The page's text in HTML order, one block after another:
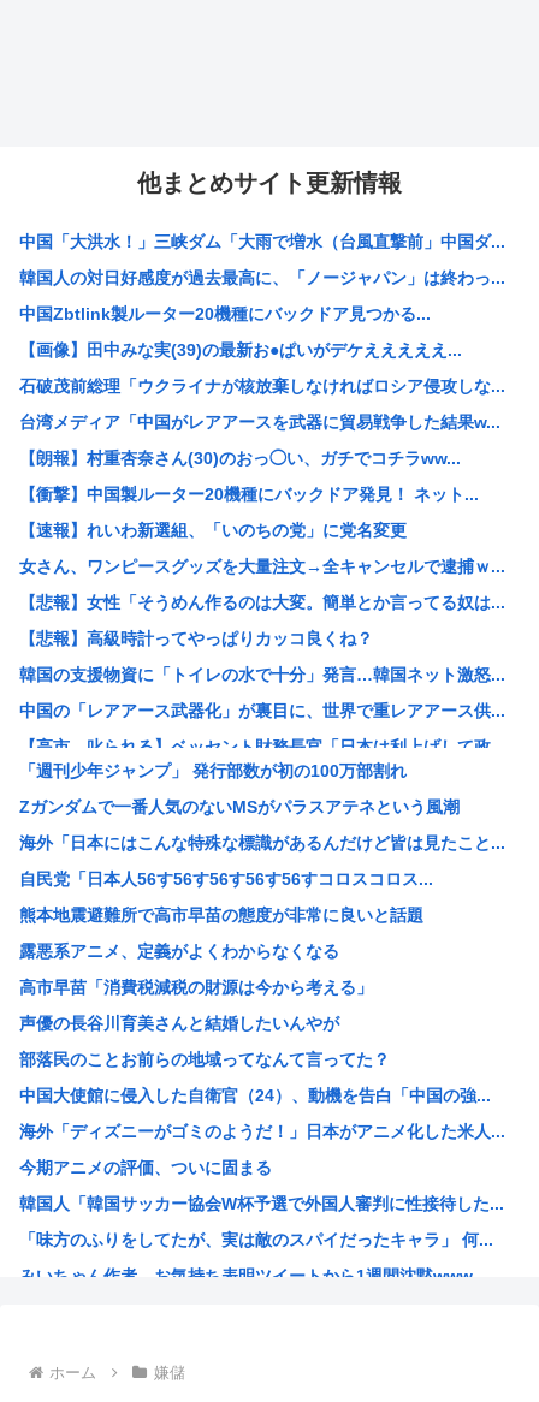
他まとめサイト更新情報
中国「大洪水！」三峡ダム「大雨で増水（台風直撃前」中国ダ...
韓国人の対日好感度が過去最高に、「ノージャパン」は終わっ...
中国Zbtlink製ルーター20機種にバックドア見つかる...
【画像】田中みな実(39)の最新お●ぱいがデケえええええ...
石破茂前総理「ウクライナが核放棄しなければロシア侵攻しな...
台湾メディア「中国がレアアースを武器に貿易戦争した結果w...
【朗報】村重杏奈さん(30)のおっ◯い、ガチでコチラww...
【衝撃】中国製ルーター20機種にバックドア発見！ ネット...
【速報】れいわ新選組、「いのちの党」に党名変更
女さん、ワンピースグッズを大量注文→全キャンセルで逮捕ｗ...
【悲報】女性「そうめん作るのは大変。簡単とか言ってる奴は...
【悲報】高級時計ってやっぱりカッコ良くね？
韓国の支援物資に「トイレの水で十分」発言…韓国ネット激怒...
中国の「レアアース武器化」が裏目に、世界で重レアアース供...
【高市、叱られる】ベッセント財務長官「日本は利上げして政...
【速報】 毎日新聞のベテラン記者を逮捕 包丁で夫を脅した...
鬼って船で難破した白人なんじゃないの？
元々は日本人が殴りかかっていったんだろ…
お前らが性欲のせいでやってしまったキチゲェ行為あげてけ
数学者「AIで数学の未解決問題解いたわ」女性「お前の証明...
【朗報】アラブ、秋田県に2兆円の投資www
【画像】整形でめっちゃ成功して可愛くなった女www 【P...
【朗報】日産e-power、無給油で1980km走行しギ...
【画像】村重杏奈さん(30)のおっ◯いがコチラ
【画像あり】おまいら、この中からロシア美女を選んでしまう...
【悲報】立ちんぼJK、カメラで撮られて発狂
「ビールと水を交互に飲まないと倒れるグラス」発売 適正飲...
エース級の財務官僚・一松旬氏が“異例転出”へ 官邸幹部「...
「キスしろ」というヤジからパニックに… 渡邊渚が語るフラ...
「週刊少年ジャンプ」 発行部数が初の100万部割れ
Zガンダムで一番人気のないMSがパラスアテネという風潮
海外「日本にはこんな特殊な標識があるんだけど皆は見たこと...
自民党「日本人56す56す56す56す56すコロスコロス...
熊本地震避難所で高市早苗の態度が非常に良いと話題
露悪系アニメ、定義がよくわからなくなる
高市早苗「消費税減税の財源は今から考える」
声優の長谷川育美さんと結婚したいんやが
部落民のことお前らの地域ってなんて言ってた？
中国大使館に侵入した自衛官（24）、動機を告白「中国の強...
海外「ディズニーがゴミのようだ！」日本がアニメ化した米人...
今期アニメの評価、ついに固まる
韓国人「韓国サッカー協会W杯予選で外国人審判に性接待した...
「味方のふりをしてたが、実は敵のスパイだったキャラ」 何...
みいちゃん作者、お気持ち表明ツイートから1週間沈黙www
【画像】カノカリ女、とんでもないエ口グッズにされてしまい...
ホーム 嫌儲